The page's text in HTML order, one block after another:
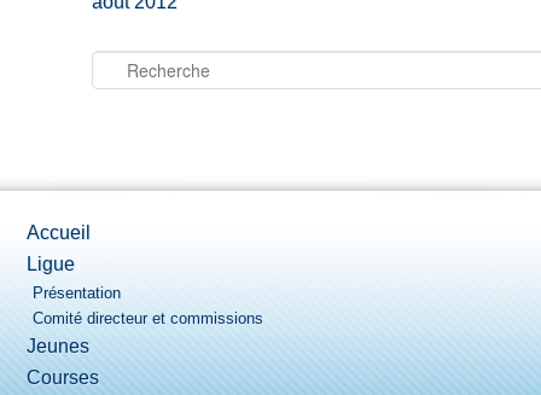
Recherche
Accueil
Ligue
Présentation
Comité directeur et commissions
Jeunes
Courses